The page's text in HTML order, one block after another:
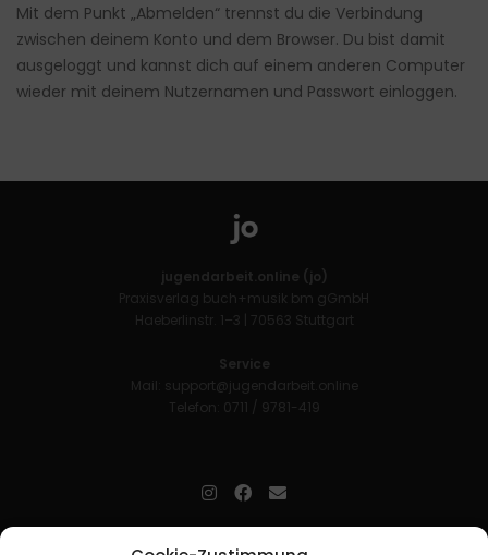
Mit dem Punkt „Abmelden“ trennst du die Verbindung
zwischen deinem Konto und dem Browser. Du bist damit
ausgeloggt und kannst dich auf einem anderen Computer
wieder mit deinem Nutzernamen und Passwort einloggen.
jugendarbeit.online (jo)
Praxisverlag buch+musik bm gGmbH
Haeberlinstr. 1–3 | 70563 Stuttgart
Service
Mail: support@jugendarbeit.online
Telefon: 0711 / 9781-419